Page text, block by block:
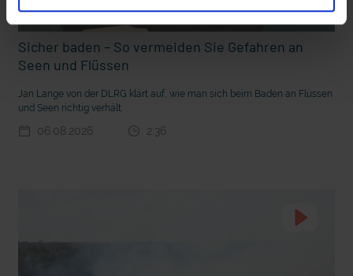
Sicher baden – So vermeiden Sie Gefahren an
Seen und Flüssen
Jan Lange von der DLRG klärt auf, wie man sich beim Baden an Flüssen
und Seen richtig verhält.
06.08.2026 2:36